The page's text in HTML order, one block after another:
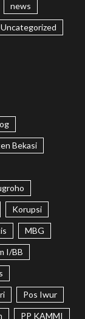
news
Uncategorized
Bekasi
Korupsi
MBG
I/BB
Pos Iwur
PP KAMMI